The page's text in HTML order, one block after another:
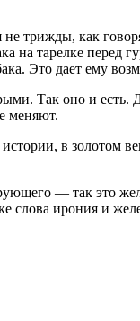
не трижды, как
на тарелке перед
а. Это дает ему
Так оно и есть.
меняют.
в золотом
— так это
слова ирония и